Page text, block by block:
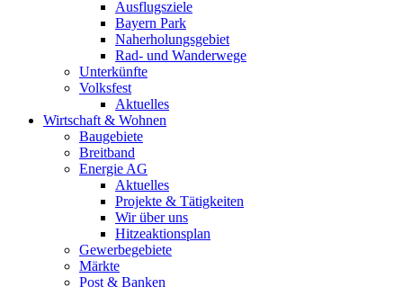
Ausflugsziele
Bayern Park
Naherholungsgebiet
Rad- und Wanderwege
Unterkünfte
Volksfest
Aktuelles
Wirtschaft & Wohnen
Baugebiete
Breitband
Energie AG
Aktuelles
Projekte & Tätigkeiten
Wir über uns
Hitzeaktionsplan
Gewerbegebiete
Märkte
Post & Banken